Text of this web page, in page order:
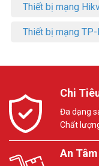
Thiết bị mạng
Thiết bị mạng
Chi
Đa dạng
Chất
An